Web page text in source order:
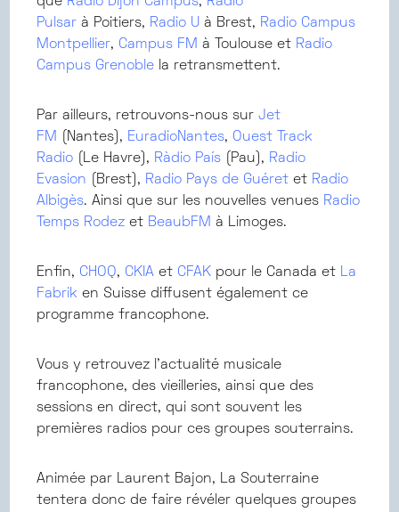
Pulsar à Poitiers, Radio U à Brest, Radio Campus
Montpellier, Campus FM à Toulouse et Radio
Campus Grenoble la retransmettent.
Par ailleurs, retrouvons-nous surJet
FM
(Nantes), EuradioNantes, Ouest Track
Radio (Le Havre), Ràdio País (Pau), Radio
Evasion (Brest), Radio Pays de Guéret et Radio
Albigès. Ainsi que sur les nouvelles venues Radio
Temps Rodez et BeaubFM à Limoges.
Enfin, CHOQ, CKIA et CFAK pour le Canada et La
Fabrik en Suisse diffusent également ce
programme francophone.
Vous y retrouvez l'actualité musicale
francophone, des vieilleries, ainsi que des
sessions en direct, qui sont souvent les
premières radios pour ces groupes souterrains.
Animée par Laurent Bajon, La Souterraine
tentera donc de faire révéler quelques groupes